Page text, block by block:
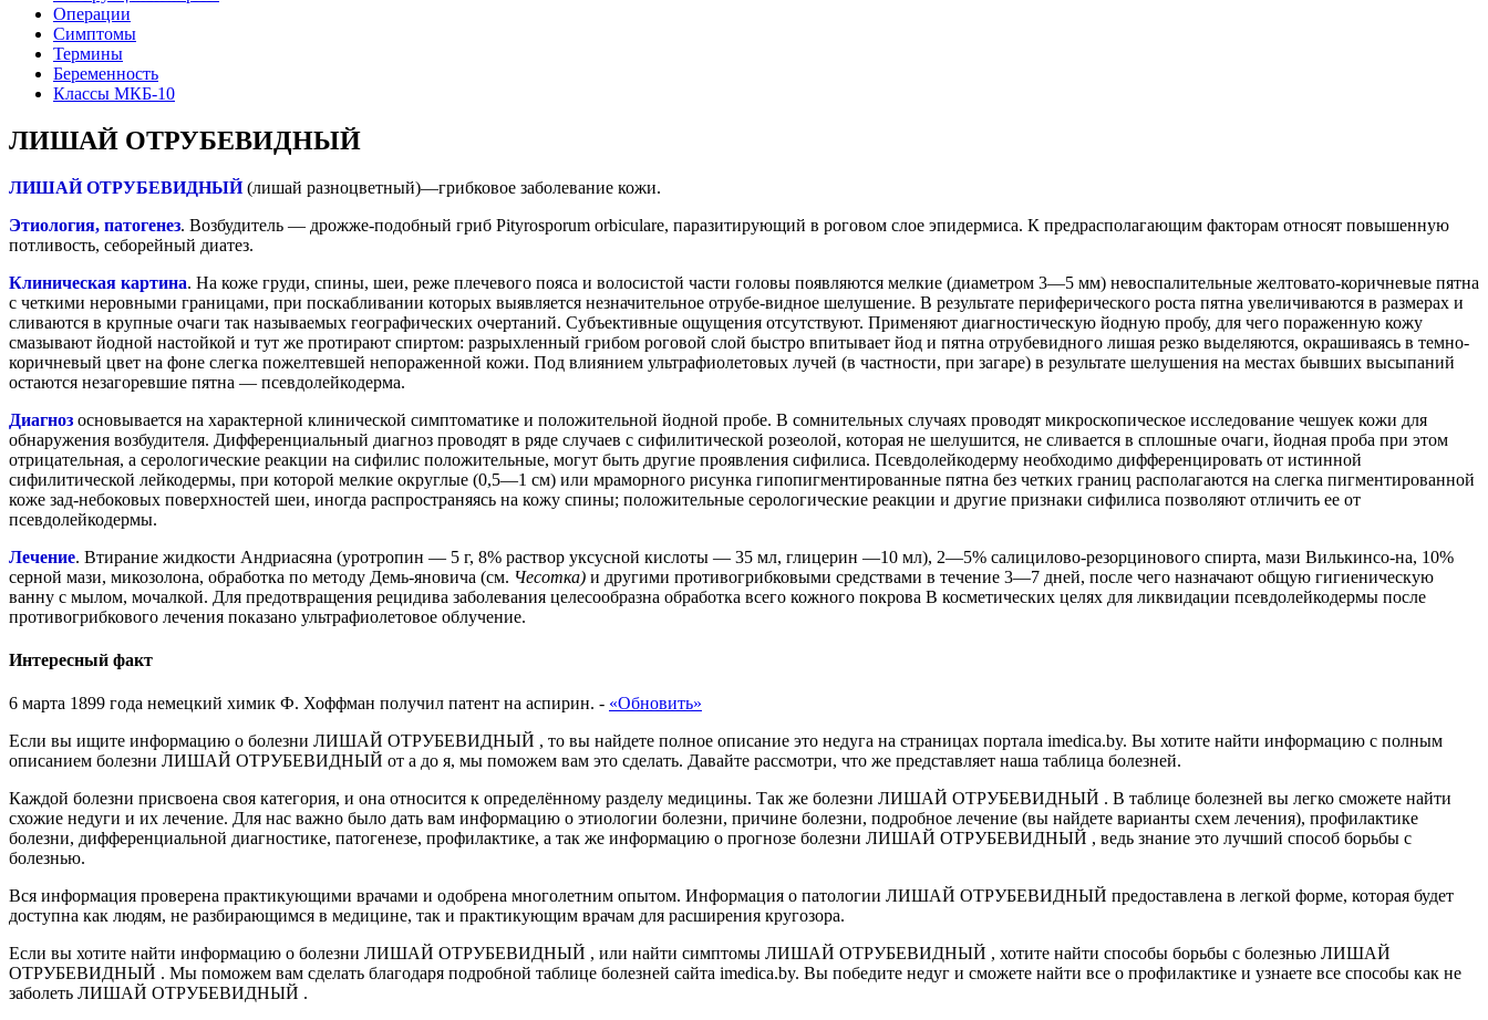
Операции
Симптомы
Термины
Беременность
Классы МКБ-10
ЛИШАЙ ОТРУБЕВИДНЫЙ
ЛИШАЙ ОТРУБЕВИДНЫЙ(лишай разноцветный)—грибковое заболевание кожи.
Этиология, патогенез. Возбудитель — дрожже-подобный гриб Pityrosporum orbiculare, паразитирующий в роговом слое эпидермиса. К предрасполагающим факторам относят повышенную
потливость, себорейный диатез.
Клиническая картина. На коже груди, спины, шеи, реже плечевого пояса и волосистой части головы появляются мелкие (диаметром 3—5 мм) невоспалительные желтовато-коричневые пятна
с четкими неровными границами, при поскабливании которых выявляется незначительное отрубе-видное шелушение. В результате периферического роста пятна увеличиваются в размерах и
сливаются в крупные очаги так называемых географических очертаний. Субъективные ощущения отсутствуют. Применяют диагностическую йодную пробу, для чего пораженную кожу
смазывают йодной настойкой и тут же протирают спиртом: разрыхленный грибом роговой слой быстро впитывает йод и пятна отрубевидного лишая резко выделяются, окрашиваясь в темно-
коричневый цвет на фоне слегка пожелтевшей непораженной кожи. Под влиянием ультрафиолетовых лучей (в частности, при загаре) в результате шелушения на местах бывших высыпаний
остаются незагоревшие пятна — псевдолейкодерма.
Диагноз основывается на характерной клинической симптоматике и положительной йодной пробе. В сомнительных случаях проводят микроскопическое исследование чешуек кожи для
обнаружения возбудителя. Дифференциальный диагноз проводят в ряде случаев с сифилитической розеолой, которая не шелушится, не сливается в сплошные очаги, йодная проба при этом
отрицательная, а серологические реакции на сифилис положительные, могут быть другие проявления сифилиса. Псевдолейкодерму необходимо дифференцировать от истинной
сифилитической лейкодермы, при которой мелкие округлые (0,5—1 см) или мраморного рисунка гипопигментированные пятна без четких границ располагаются на слегка пигментированной
коже зад-небоковых поверхностей шеи, иногда распространяясь на кожу спины; положительные серологические реакции и другие признаки сифилиса позволяют отличить ее от
псевдолейкодермы.
Лечение. Втирание жидкости Андриасяна (уротропин — 5 г, 8% раствор уксусной кислоты — 35 мл, глицерин —10 мл), 2—5% салицилово-резорцинового спирта, мази Вилькинсо-на, 10%
серной мази, микозолона, обработка по методу Демь-яновича (см. Чесотка) и другими противогрибковыми средствами в течение 3—7 дней, после чего назначают общую гигиеническую
ванну с мылом, мочалкой. Для предотвращения рецидива заболевания целесообразна обработка всего кожного покрова В косметических целях для ликвидации псевдолейкодермы после
противогрибкового лечения показано ультрафиолетовое облучение.
Интересный факт
6 марта 1899 года немецкий химик Ф. Хоффман получил патент на аспирин. - «Обновить»
Если вы ищите информацию о болезни ЛИШАЙ ОТРУБЕВИДНЫЙ , то вы найдете полное описание это недуга на страницах портала imedica.by. Вы хотите найти информацию с полным
описанием болезни ЛИШАЙ ОТРУБЕВИДНЫЙ от а до я, мы поможем вам это сделать. Давайте рассмотри, что же представляет наша таблица болезней.
Каждой болезни присвоена своя категория, и она относится к определённому разделу медицины. Так же болезни ЛИШАЙ ОТРУБЕВИДНЫЙ . В таблице болезней вы легко сможете найти
схожие недуги и их лечение. Для нас важно было дать вам информацию о этиологии болезни, причине болезни, подробное лечение (вы найдете варианты схем лечения), профилактике
болезни, дифференциальной диагностике, патогенезе, профилактике, а так же информацию о прогнозе болезни ЛИШАЙ ОТРУБЕВИДНЫЙ , ведь знание это лучший способ борьбы с
болезнью.
Вся информация проверена практикующими врачами и одобрена многолетним опытом. Информация о патологии ЛИШАЙ ОТРУБЕВИДНЫЙ предоставлена в легкой форме, которая будет
доступна как людям, не разбирающимся в медицине, так и практикующим врачам для расширения кругозора.
Если вы хотите найти информацию о болезни ЛИШАЙ ОТРУБЕВИДНЫЙ , или найти симптомы ЛИШАЙ ОТРУБЕВИДНЫЙ , хотите найти способы борьбы с болезнью ЛИШАЙ
ОТРУБЕВИДНЫЙ . Мы поможем вам сделать благодаря подробной таблице болезней сайта imedica.by. Вы победите недуг и сможете найти все о профилактике и узнаете все способы как не
заболеть ЛИШАЙ ОТРУБЕВИДНЫЙ .